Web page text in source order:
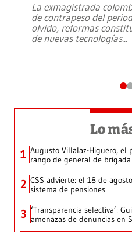
La exmagistrada
de contrapeso del
olvido, reformas
de nuevas tecnologías...
Lo
1 Augusto Villalaz-Higuero, el
rango de general de
2 CSS advierte: el 18 de
sistema de pensiones
3 ‘Transparencia selectiva’:
amenazas de denuncias en